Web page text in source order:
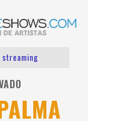
streaming